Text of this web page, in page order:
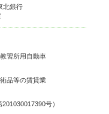
北銀行
習所用自動車
品等の賃貸業
号）